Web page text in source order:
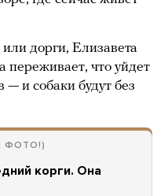
дорги, Елизавета
переживает, что уйдет
и собаки будут без
ФОТО!)
корги. Она